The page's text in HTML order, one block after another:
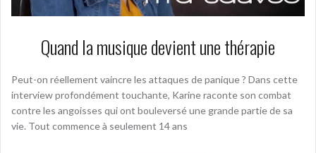
Quand la musique devient une thérapie
Peut-on réellement vaincre les attaques de panique ? Dans cette
interview profondément touchante, Karine raconte son combat
contre les angoisses qui ont bouleversé une grande partie de sa
vie. Tout commence à seulement 14 ans